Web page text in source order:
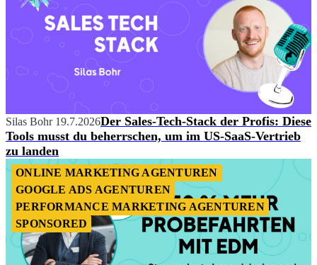
Silas Bohr 19.7.2026Der Sales-Tech-Stack der Profis: Diese
Tools musst du beherrschen, um im US-SaaS-Vertrieb
zu landen
ONLINE MARKETING AGENTUREN
GOOGLE ADS AGENTUREN
PERFORMANCE MARKETING AGENTUREN
SPONSORED